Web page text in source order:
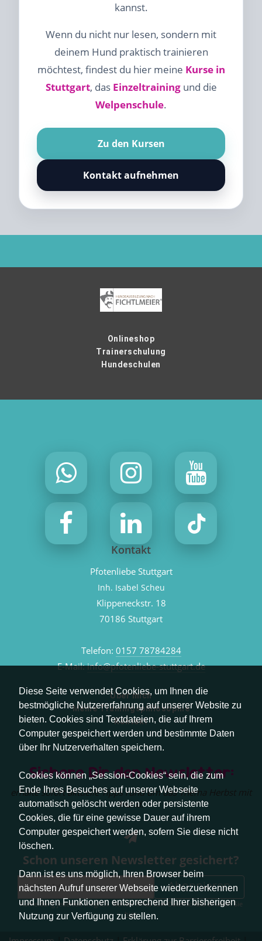
Diese Seite verwendet Cookies, um Ihnen die
bestmögliche Nutzererfahrung auf unserer Website zu
bieten. Cookies sind Textdateien, die auf Ihrem
Computer gespeichert werden und bestimmte Daten
über Ihr Nutzerverhalten speichern.
Cookies können „Session-Cookies“ sein, die zum
Ende Ihres Besuches auf unserer Webseite
automatisch gelöscht werden oder persistente
Cookies, die für eine gewisse Dauer auf ihrem
Computer gespeichert werden, sofern Sie diese nicht
löschen.
Dann ist es uns möglich, Ihren Browser beim
nächsten Aufruf unserer Webseite wiederzuerkennen
und Ihnen Funktionen entsprechend Ihrer bisherigen
Nutzung zur Verfügung zu stellen.
kannst.
Wenn du nicht nur lesen, sondern mit
deinem Hund praktisch trainieren
möchtest, findest du hier meine Kurse in
Stuttgart, das Einzeltrainingund die
Welpenschule.
Zu den Kursen
Kontakt aufnehmen
Onlineshop
Trainerschulung
Hundeschulen
Kontakt
Pfotenliebe Stuttgart
Inh. Isabel Scheu
Klippeneckstr. 18
70186 Stuttgart
Telefon: 0157 78784284
E-Mail:info@pfotenliebe-stuttgart.de
Über mich
Meine Trainingsphilosophie
Kontakt
Sichere Dir den Newsletter:
erhalte sofort aktuelle Tipps rund um das Thema Herbst mit
Hund.
Schon unseren Newsletter gesichert?
Abonnieren
Abmeldung jederzeit möglich. Weitere Infos zum Datenschutz erhalten Sie
hier.